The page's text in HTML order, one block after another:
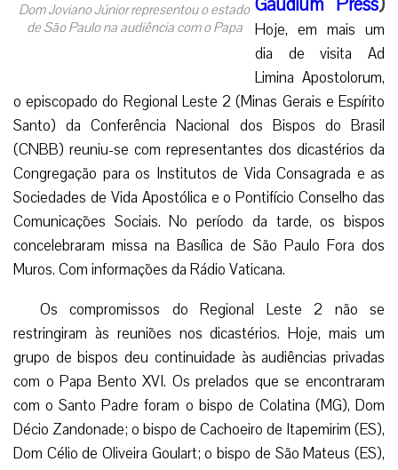
Dom Joviano Júnior representou o estado
de São Paulo na audiência com o Papa
Hoje, em mais um
dia de visita Ad
Limina Apostolorum,
o episcopado do Regional Leste 2 (Minas Gerais e Espírito
Santo) da Conferência Nacional dos Bispos do Brasil
(CNBB) reuniu-se com representantes dos dicastérios da
Congregação para os Institutos de Vida Consagrada e as
Sociedades de Vida Apostólica e o Pontifício Conselho das
Comunicações Sociais. No período da tarde, os bispos
concelebraram missa na Basílica de São Paulo Fora dos
Muros. Com informações da Rádio Vaticana.
Os compromissos do Regional Leste 2 não se
restringiram às reuniões nos dicastérios. Hoje, mais um
grupo de bispos deu continuidade às audiências privadas
com o Papa Bento XVI. Os prelados que se encontraram
com o Santo Padre foram o bispo de Colatina (MG), Dom
Décio Zandonade; o bispo de Cachoeiro de Itapemirim (ES),
Dom Célio de Oliveira Goulart; o bispo de São Mateus (ES),